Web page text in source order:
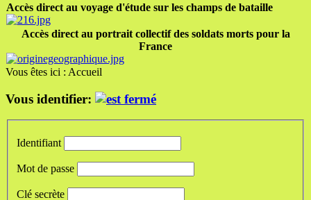
Accès direct au voyage d'étude sur les champs de bataille
Accès direct au portrait collectif des soldats morts pour la
France
Vous êtes ici : Accueil
Vous identifier:
Identifiant
Mot de passe
Clé secrète